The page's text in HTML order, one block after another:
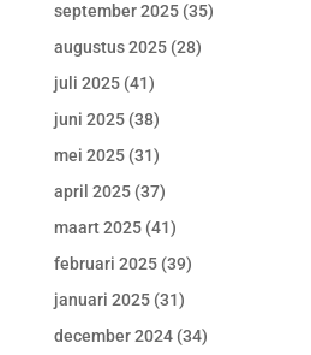
september 2025(35)
augustus 2025(28)
juli 2025(41)
juni 2025(38)
mei 2025(31)
april 2025(37)
maart 2025(41)
februari 2025(39)
januari 2025(31)
december 2024(34)